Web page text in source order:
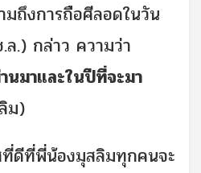
ถึงการถือศีลอดในวัน
.) กล่าว ความว่า
มาและในปีที่จะมา
ม)
ดีที่พี่น้องมุสลิมทุกคนจะ